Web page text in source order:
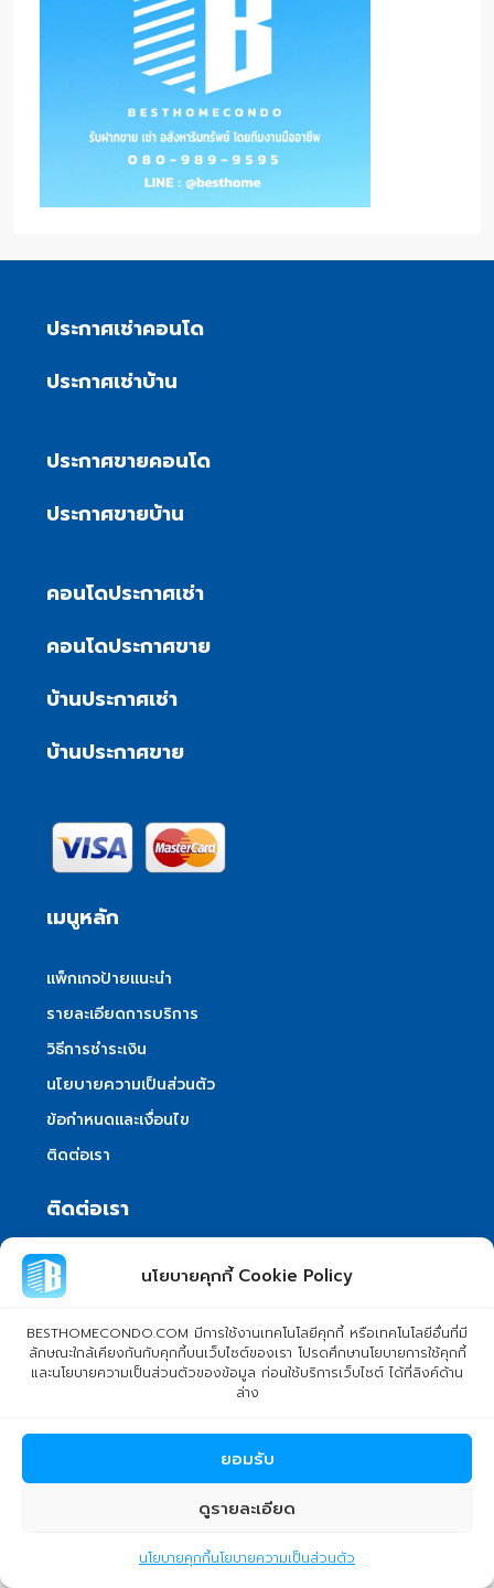
นโยบายคุกกี้ Cookie Policy
BESTHOMECONDO.COM มีการใช้งานเทคโนโลยีคุกกี้ หรือเทคโนโลยีอื่นที่มี
ลักษณะใกล้เคียงกันกับคุกกี้บนเว็บไซต์ของเรา โปรดศึกษานโยบายการใช้คุกกี้
และนโยบายความเป็นส่วนตัวของข้อมูล ก่อนใช้บริการเว็บไซต์ ได้ที่ลิงค์ด้าน
ล่าง
ยอมรับ
ดูรายละเอียด
นโยบายคุกกี้นโยบายความเป็นส่วนตัว
kanyaphat2
ประกาศเช่าคอนโด
ประกาศเช่าบ้าน
ประกาศขายคอนโด
ประกาศขายบ้าน
คอนโดประกาศเช่า
คอนโดประกาศขาย
บ้านประกาศเช่า
บ้านประกาศขาย
เมนูหลัก
แพ็กเกจป้ายแนะนำ
รายละเอียดการบริการ
วิธีการชำระเงิน
นโยบายความเป็นส่วนตัว
ข้อกำหนดและเงื่อนไข
ติดต่อเรา
ติดต่อเรา
บริษัท เบสท์โฮมคอนโด จำกัด
กรุงเทพมหานคร 10530
info@besthomecondo.com
© Copyright 2024 BESTHOMECONDO CO., LTD. - All rights